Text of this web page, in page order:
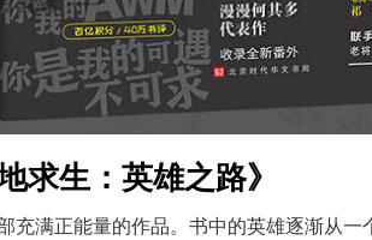
求生：英雄之路》
充满正能量的作品。书中的英雄逐渐从